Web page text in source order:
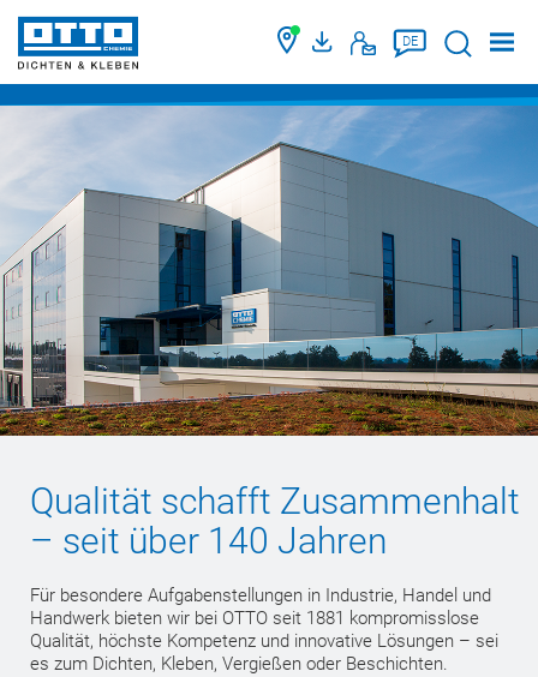
DE Suche
Qualität schafft Zusammenhalt
– seit über 140 Jahren
Für besondere Aufgabenstellungen in Industrie, Handel und
Handwerk bieten wir bei OTTO seit 1881 kompromisslose
Qualität, höchste Kompetenz und innovative Lösungen – sei
es zum Dichten, Kleben, Vergießen oder Beschichten.